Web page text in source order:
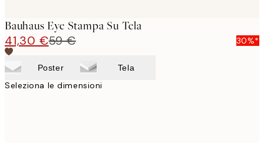
Bauhaus Eye Stampa Su Tela
41,30 €59 € 30%*
Poster Tela
Seleziona le dimensioni